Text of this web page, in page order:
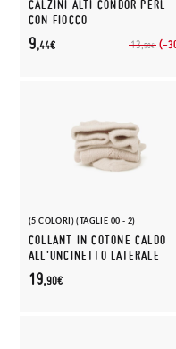
CALZINI ALTI CONDOR PERL
CON FIOCCO
13,50€ (-
9,44€
(5 COLORI) (TAGLIE 00 - 2)
COLLANT IN COTONE CALDO
ALL'UNCINETTO LATERALE
19,90€